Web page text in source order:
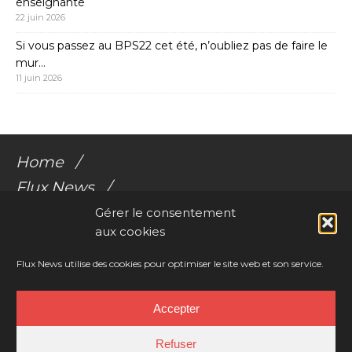
Gérer le consentement
aux cookies
Flux News utilise des cookies pour optimiser le site web et son service.
Accepter
Refuser
22 juin 2026
Si vous passez au BPS22 cet été, n’oubliez pas de faire le
mur…
11 juin 2026
Home
Flux News
Galerie Flux
Videos
Résonances Corporelles